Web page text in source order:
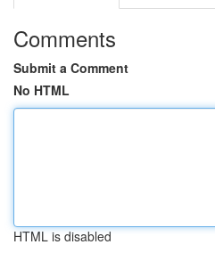
Comments
Submit a Comment
No HTML
HTML is disabled